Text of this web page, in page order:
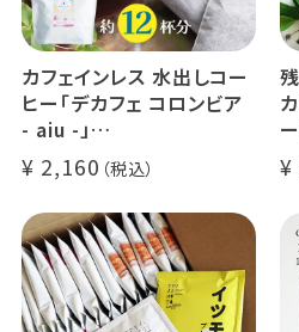
カフェインレス 水出しコー
ヒー「デカフェ コロンビア
- aiu -」
24g×6個（約12杯分）
マウンテンウォータープロ
セス カフェインレスコーヒ
ー豆100%使用 メール便
でお届け
2,160